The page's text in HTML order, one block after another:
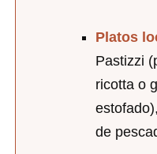
Platos
Pastizzi
ricotta o
de